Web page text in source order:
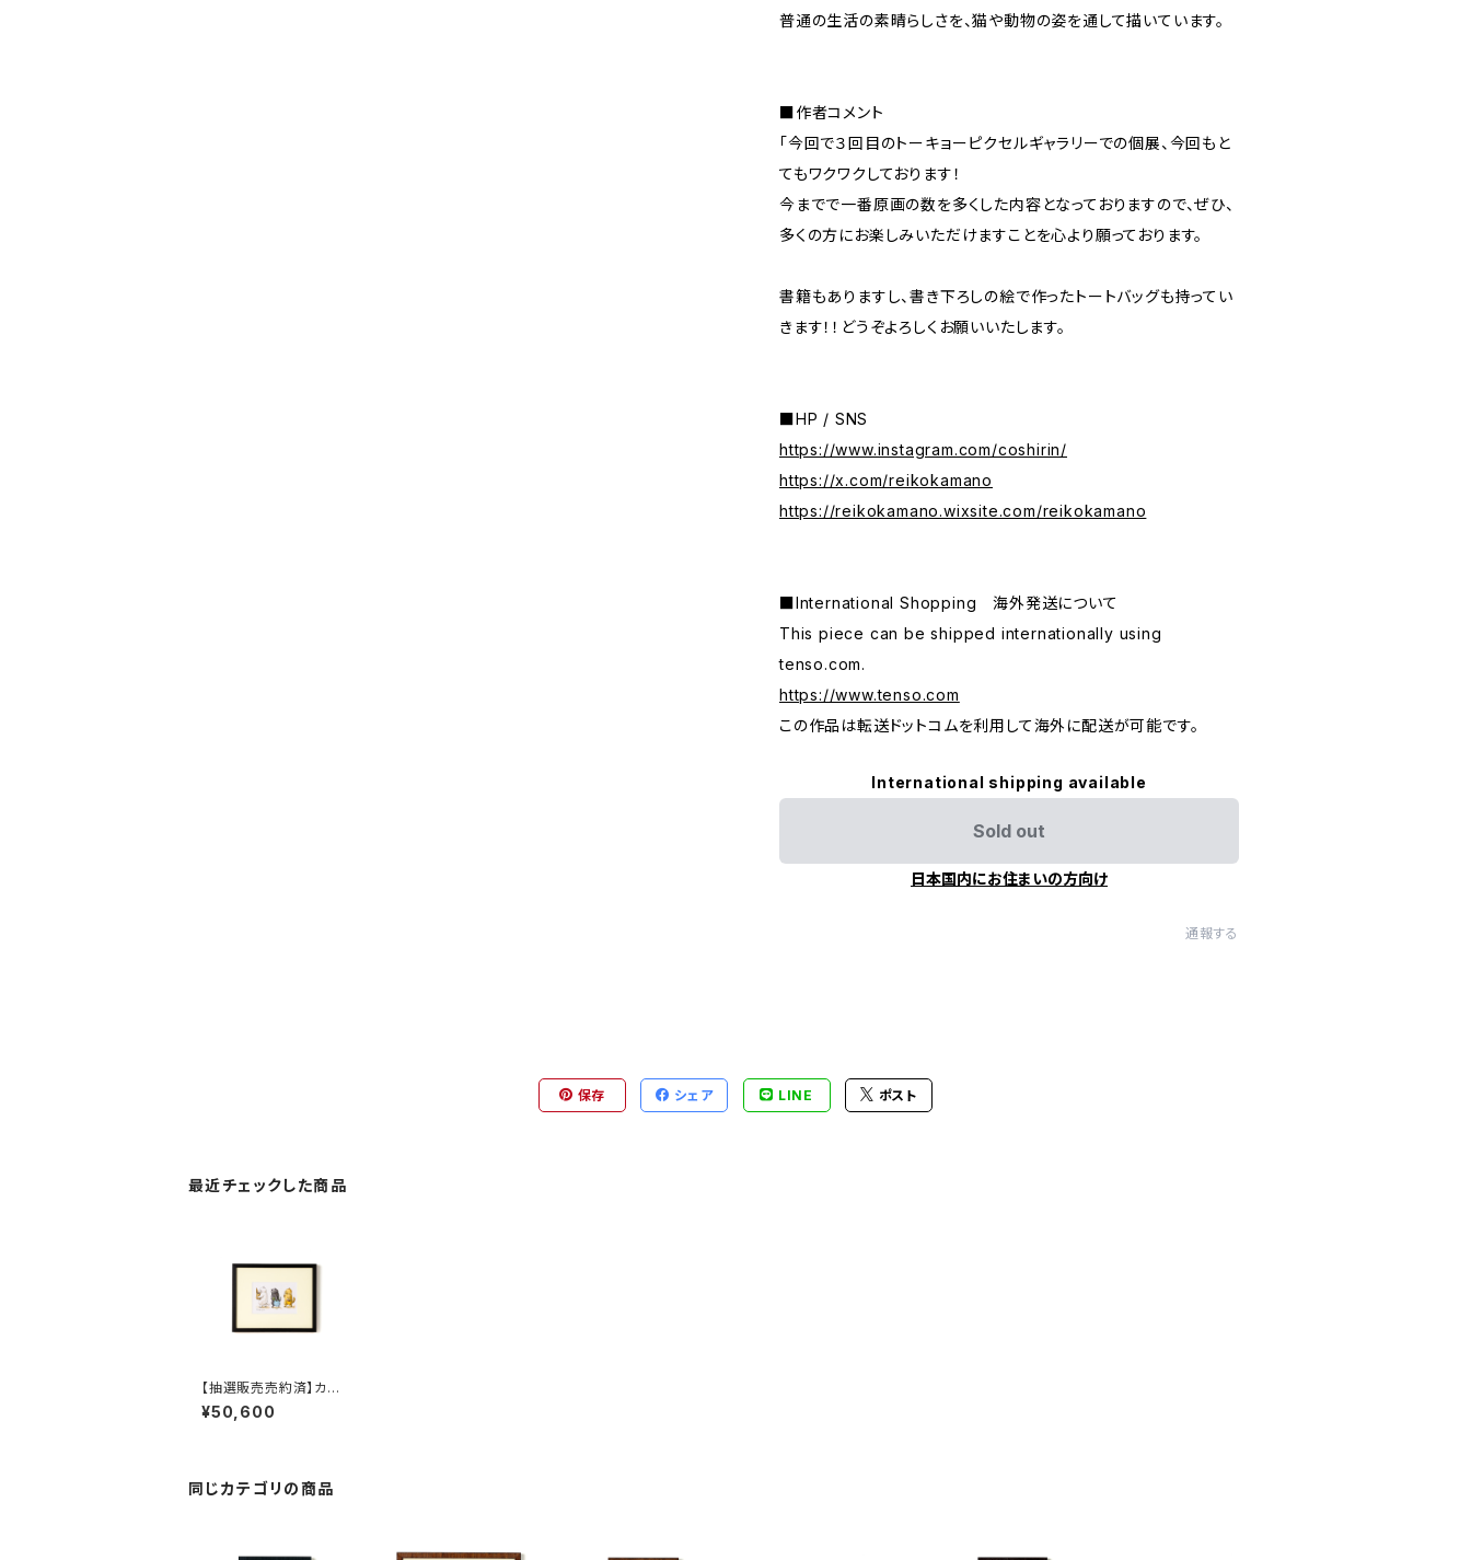
普通の生活の素晴らしさを、猫や動物の姿を通して描いています。
■作者コメント
「今回で３回目のトーキョーピクセルギャラリーでの個展、今回もと
てもワクワクしております！
今までで一番原画の数を多くした内容となっておりますので、ぜひ、
多くの方にお楽しみいただけますことを心より願っております。
書籍もありますし、書き下ろしの絵で作ったトートバッグも持ってい
きます！！どうぞよろしくお願いいたします。
■HP / SNS
https://www.instagram.com/coshirin/
https://x.com/reikokamano
https://reikokamano.wixsite.com/reikokamano
■International Shopping 海外発送について
This piece can be shipped internationally using
tenso.com.
https://www.tenso.com
この作品は転送ドットコムを利用して海外に配送が可能です。
International shipping available
Sold out
日本国内にお住まいの方向け
通報する
保存 シェア LINE ポスト
最近チェックした商品
【抽選販売売約済】カマ
ノレイコ 原画E 「おつか
い」額装込み
¥50,600
同じカテゴリの商品